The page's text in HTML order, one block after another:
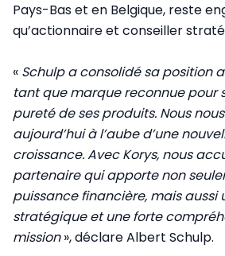
Pays-Bas et en Belgique, reste
qu’actionnaire et conseiller
« Schulp a consolidé sa position
tant que marque reconnue pour
pureté de ses produits. Nous
aujourd’hui à l’aube d’une
croissance. Avec Korys, nous
partenaire qui apporte non
puissance financière, mais aussi
stratégique et une forte
mission», déclare Albert Schulp.